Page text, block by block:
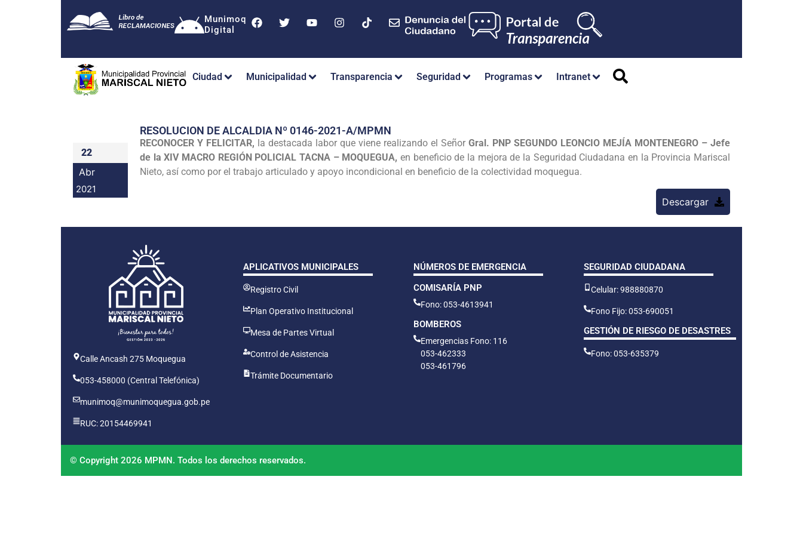
Munimoq
Digital
Ciudad Municipalidad Transparencia Seguridad Programas Intranet
22
Abr
2021
RESOLUCION DE ALCALDIA Nº 0146-2021-A/MPMN
RECONOCER Y FELICITAR, la destacada labor que viene realizando el Señor Gral. PNP SEGUNDO LEONCIO MEJÍA MONTENEGRO – Jefe
de la XIV MACRO REGIÓN POLICIAL TACNA – MOQUEGUA, en beneficio de la mejora de la Seguridad Ciudadana en la Provincia Mariscal
Nieto, así como por el trabajo articulado y apoyo incondicional en beneficio de la colectividad moquegua.
Descargar
Calle Ancash 275 Moquegua
053-458000 (Central Telefónica)
munimoq@munimoquegua.gob.pe
RUC: 20154469941
APLICATIVOS MUNICIPALES
Registro Civil
Plan Operativo Institucional
Mesa de Partes Virtual
Control de Asistencia
Trámite Documentario
NÚMEROS DE EMERGENCIA
COMISARÍA PNP
Fono: 053-4613941
BOMBEROS
Emergencias Fono: 116
053-462333
053-461796
SEGURIDAD CIUDADANA
Celular: 988880870
Fono Fijo: 053-690051
GESTIÓN DE RIESGO DE DESASTRES
Fono: 053-635379
© Copyright 2026 MPMN. Todos los derechos reservados.